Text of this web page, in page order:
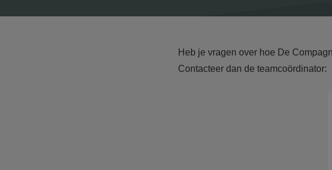
Heb je vragen over hoe De
Contacteer dan de teamcoördinator: